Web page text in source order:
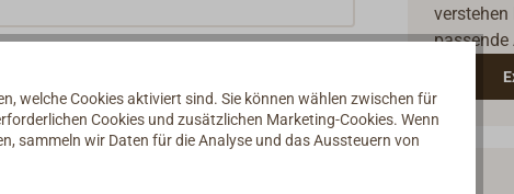
verstehen
passende
welche Cookies aktiviert sind. Sie können wählen zwischen für
Cookies und zusätzlichen Marketing-Cookies. Wenn
sammeln wir Daten für die Analyse und das Aussteuern von